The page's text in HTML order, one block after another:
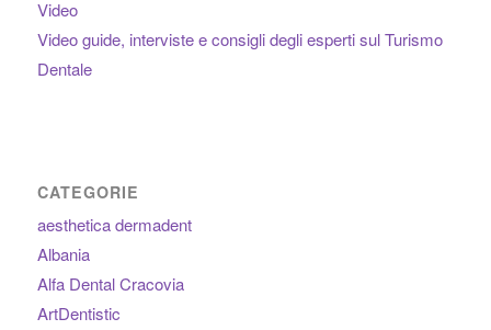
Video
Video guide, interviste e consigli degli esperti sul Turismo
Dentale
CATEGORIE
aesthetica dermadent
Albania
Alfa Dental Cracovia
ArtDentistic